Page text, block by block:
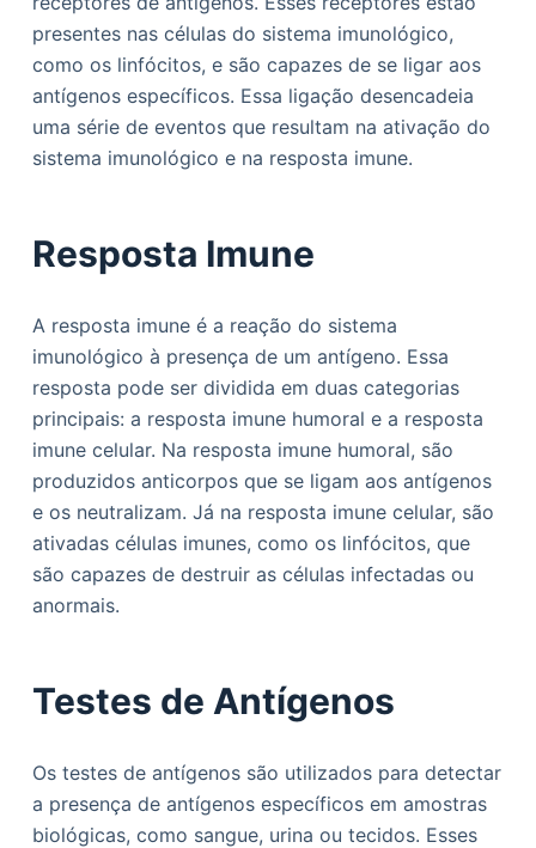
presentes nas células do sistema imunológico,
como os linfócitos, e são capazes de se ligar aos
antígenos específicos. Essa ligação desencadeia
uma série de eventos que resultam na ativação do
sistema imunológico e na resposta imune.
Resposta Imune
A resposta imune é a reação do sistema
imunológico à presença de um antígeno. Essa
resposta pode ser dividida em duas categorias
principais: a resposta imune humoral e a resposta
imune celular. Na resposta imune humoral, são
produzidos anticorpos que se ligam aos antígenos
e os neutralizam. Já na resposta imune celular, são
ativadas células imunes, como os linfócitos, que
são capazes de destruir as células infectadas ou
anormais.
Testes de Antígenos
Os testes de antígenos são utilizados para detectar
a presença de antígenos específicos em amostras
biológicas, como sangue, urina ou tecidos. Esses